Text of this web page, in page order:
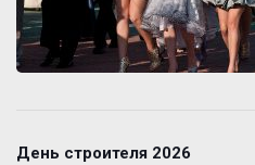
День строителя 2026